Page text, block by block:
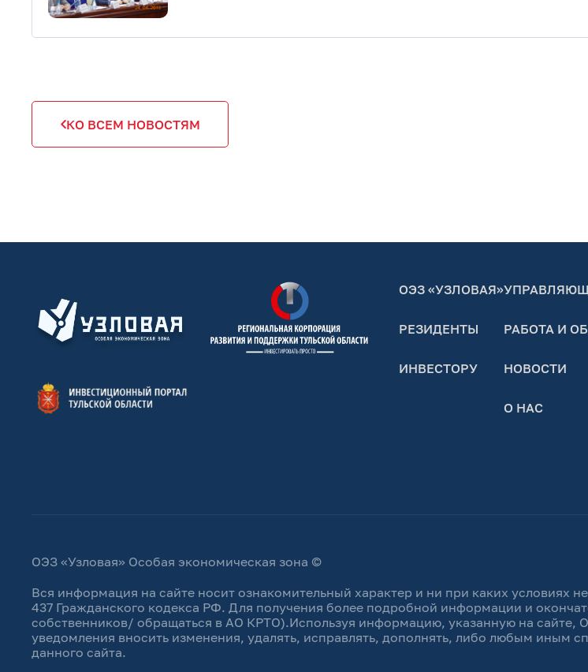
КО ВСЕМ НОВОСТЯМ
ОЭЗ «УЗЛОВАЯ»
РЕЗИДЕНТЫ
ИНВЕСТОРУ
РАБОТА И
НОВОСТИ
О НАС
ОЭЗ «Узловая» Особая экономическая зона ©
Вся информация на сайте носит ознакомительный характер и ни при каких условиях
437 Гражданского кодекса РФ. Для получения более подробной информации и
собственников/ обращаться в АО КРТО).Используя информацию, указанную на сайте,
уведомления вносить изменения, удалять, исправлять, дополнять, либо любым иным
данного сайта.